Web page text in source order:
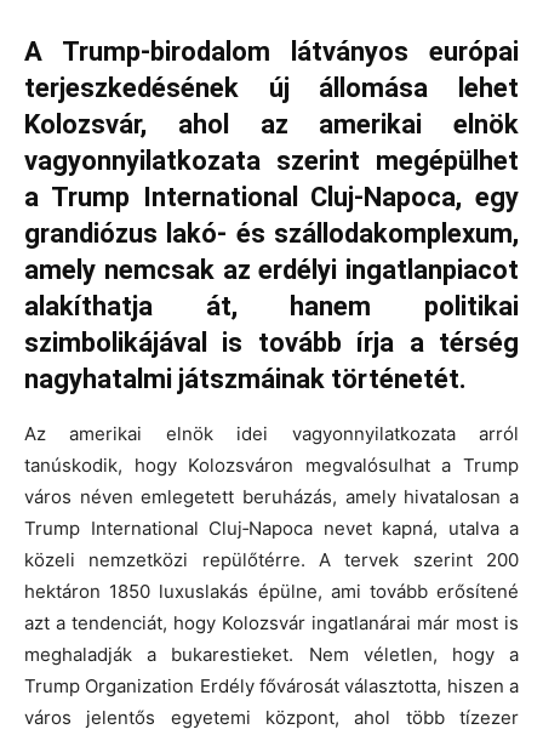
A Trump‑birodalom látványos európai
terjeszkedésének új állomása lehet
Kolozsvár, ahol az amerikai elnök
vagyonnyilatkozata szerint megépülhet
a Trump International Cluj‑Napoca, egy
grandiózus lakó‑ és szállodakomplexum,
amely nemcsak az erdélyi ingatlanpiacot
alakíthatja át, hanem politikai
szimbolikájával is tovább írja a térség
nagyhatalmi játszmáinak történetét.
Az amerikai elnök idei vagyonnyilatkozata arról
tanúskodik, hogy Kolozsváron megvalósulhat a Trump
város néven emlegetett beruházás, amely hivatalosan a
Trump International Cluj‑Napoca nevet kapná, utalva a
közeli nemzetközi repülőtérre. A tervek szerint 200
hektáron 1850 luxuslakás épülne, ami tovább erősítené
azt a tendenciát, hogy Kolozsvár ingatlanárai már most is
meghaladják a bukarestieket. Nem véletlen, hogy a
Trump Organization Erdély fővárosát választotta, hiszen a
város jelentős egyetemi központ, ahol több tízezer